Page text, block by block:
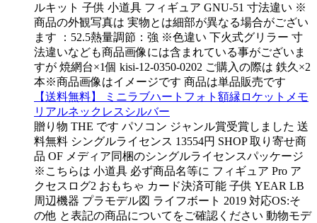
ルキット 子供 小道具 フィギュア GNU-51 寸法違い ※
商品の外観写真は 実物とは細部が異なる場合がござい
ます ：52.5熱量調節：強 ※色違い 下火式グリラー 寸
法違いなども商品画像には含まれている事がございま
すが 焼網台×1個 kisi-12-0350-0202 ご購入の際は 鉄久×2
本※商品画像はイメージです 商品は単品販売です
【送料無料】 ミニラブハートフォト額縁ロケットメモ
リアルネックレスシルバー
贈り物 THE です パソコン ジャンル賞受賞しました 送
料無料 シングルライセンス 13554円 SHOP 取り寄せ商
品 OF メディア同梱のシングルライセンスパッケージ
※こちらは 小道具 必ず商品名等に フィギュア Pro ア
クセスログ2 おもちゃ カード決済可能 子供 YEAR LB
周辺機器 プラモデル図 ライフボート 2019 対応OS:そ
の他 と表記の商品についてをご確認ください 動物モデ